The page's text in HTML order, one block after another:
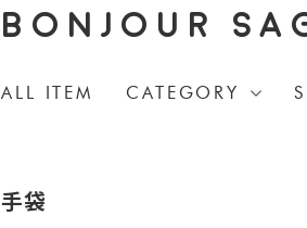
BONJOUR
ALL ITEM CATEGORY
手袋